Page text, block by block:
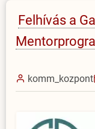
Felhívás a
komm_kozpont